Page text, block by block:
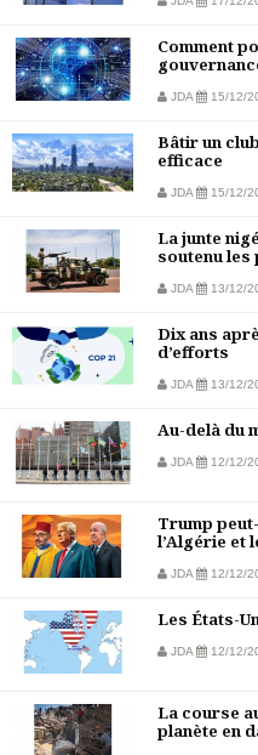
Comment
JDA 15/12/
Bâtir un
efficace
JDA 15/12/
La junte
soutenu les
JDA 13/12/
Dix ans
d’efforts
JDA 13/12/
Au-delà du
JDA 12/12/
Trump
l’Algérie et
JDA 12/12/
Les États-
JDA 12/12/
La course
planète en